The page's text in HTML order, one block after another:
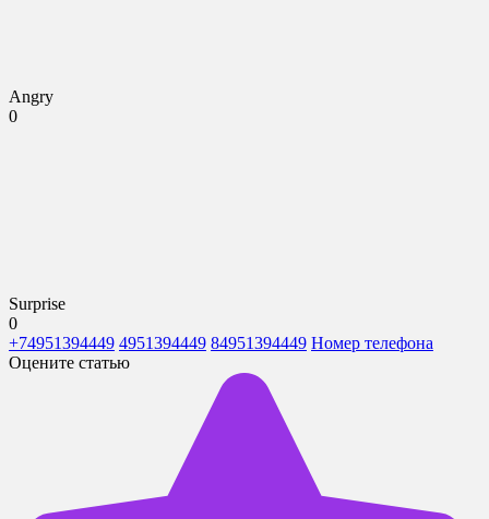
Angry
0
Surprise
0
+74951394449 4951394449 84951394449 Номер телефона
Оцените статью